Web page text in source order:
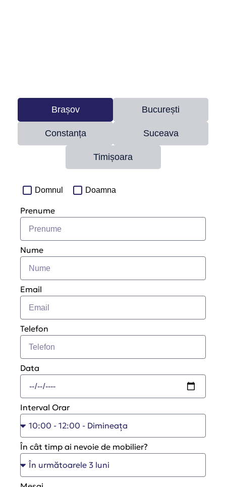
Brașov București
Constanța Suceava
Timișoara
Domnul Doamna
Prenume
Nume
Email
Telefon
Data
Interval Orar
În cât timp ai nevoie de mobilier?